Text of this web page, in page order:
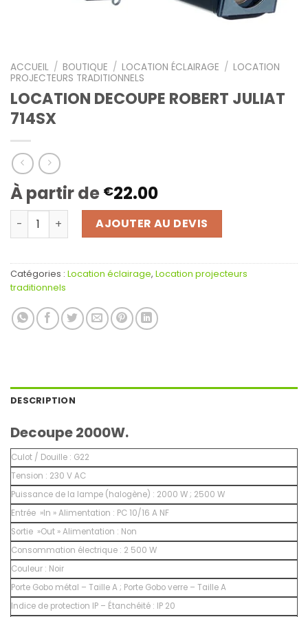
ACCUEIL / BOUTIQUE / LOCATION ÉCLAIRAGE / LOCATION
PROJECTEURS TRADITIONNELS
LOCATION DECOUPE ROBERT JULIAT
714SX
À partir de €22.00
quantité de LOCATION DECOUPE ROBERT JULIAT 714SX
AJOUTER AU DEVIS
Catégories : Location éclairage, Location projecteurs
traditionnels
DESCRIPTION
Decoupe 2000W.
Culot / Douille : G22
Tension : 230 V AC
Puissance de la lampe (halogène) : 2000 W ; 2500 W
Entrée »In » Alimentation : PC 10/16 A NF
Sortie »Out » Alimentation : Non
Consommation électrique : 2 500 W
Couleur : Noir
Porte Gobo métal – Taille A ; Porte Gobo verre – Taille A
Indice de protection IP – Étanchéité : IP 20